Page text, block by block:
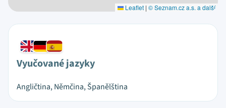
Leaflet | © Seznam.cz a.s. a další
Vyučované jazyky
Angličtina, Němčina, Španělština